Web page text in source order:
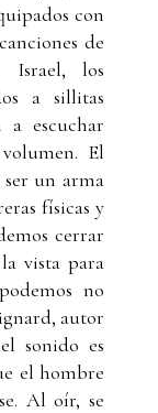
con
de
Israel, los
a sillitas
a escuchar
El
un arma
físicas y
cerrar
vista para
no
autor
sonido es
el hombre
Al oír, se